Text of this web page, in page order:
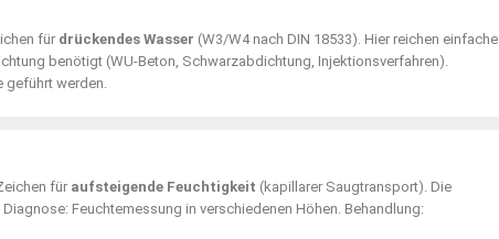
für drückendes Wasser (W3/W4 nach DIN 18533). Hier reichen einfache
benötigt (WU-Beton, Schwarzabdichtung, Injektionsverfahren).
geführt werden.
für aufsteigende Feuchtigkeit (kapillarer Saugtransport). Die
Feuchtemessung in verschiedenen Höhen. Behandlung: